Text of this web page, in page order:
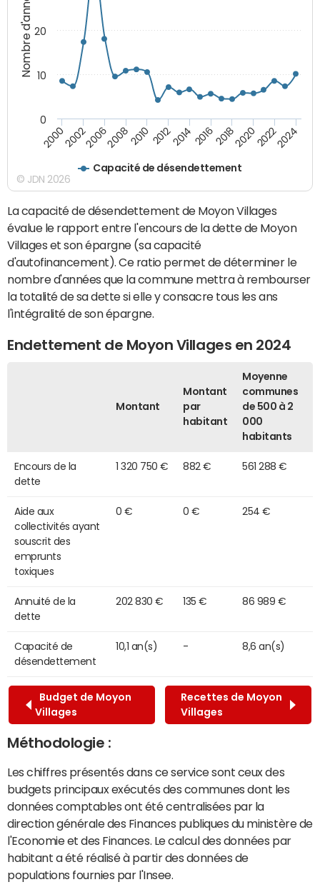
Nombre d'années
Capacité de désendettement
20002002200620082010 2012201420162018202020222024
0
10
20
© JDN 2026
La capacité de désendettement de Moyon Villages
évalue le rapport entre l'encours de la dette de Moyon
Villages et son épargne (sa capacité
d'autofinancement). Ce ratio permet de déterminer le
nombre d'années que la commune mettra à rembourser
la totalité de sa dette si elle y consacre tous les ans
l'intégralité de son épargne.
Endettement de Moyon Villages en 2024
Montant
Montant
par
habitant
Moyenne
communes
de 500 à 2
000
habitants
Encours de la
dette
1 320 750 € 882 € 561 288 €
Aide aux
collectivités ayant
souscrit des
emprunts
toxiques
0 € 0 € 254 €
Annuité de la
dette
202 830 € 135 € 86 989 €
Capacité de
désendettement
10,1 an(s) - 8,6 an(s)
Budget de Moyon
Villages
Recettes de Moyon
Villages
Méthodologie :
Les chiffres présentés dans ce service sont ceux des
budgets principaux exécutés des communes dont les
données comptables ont été centralisées par la
direction générale des Finances publiques du ministère de
l'Economie et des Finances. Le calcul des données par
habitant a été réalisé à partir des données de
populations fournies par l'Insee.